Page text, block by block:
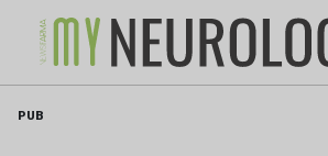
PUB